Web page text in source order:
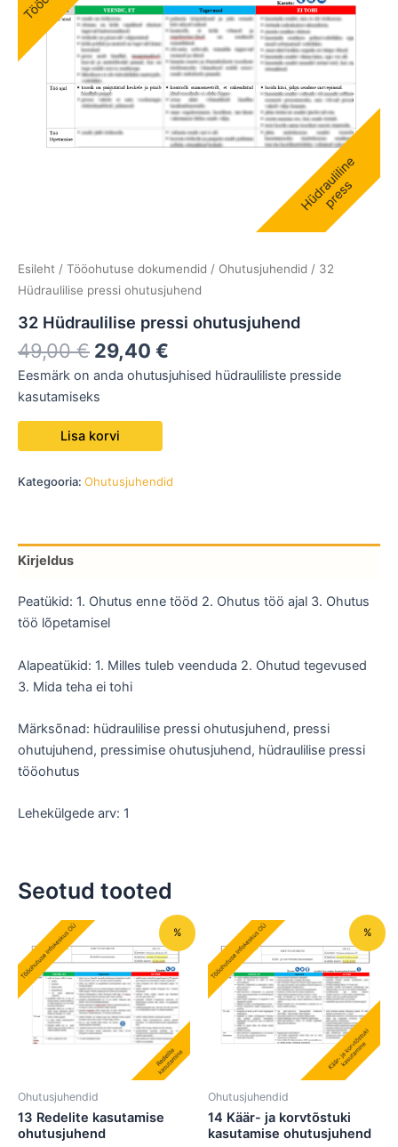
Esileht / Tööohutuse dokumendid / Ohutusjuhendid / 32
Hüdraulilise pressi ohutusjuhend
32 Hüdraulilise pressi ohutusjuhend
49,00€ 29,40 €
Eesmärk on anda ohutusjuhised hüdrauliliste presside
kasutamiseks
Lisa korvi
Kategooria: Ohutusjuhendid
Kirjeldus
Peatükid: 1. Ohutus enne tööd 2. Ohutus töö ajal 3. Ohutus
töö lõpetamisel
Alapeatükid: 1. Milles tuleb veenduda 2. Ohutud tegevused
3. Mida teha ei tohi
Märksõnad: hüdraulilise pressi ohutusjuhend, pressi
ohutujuhend, pressimise ohutusjuhend, hüdraulilise pressi
tööohutus
Lehekülgede arv: 1
Seotud tooted
%
Ohutusjuhendid
13 Redelite kasutamise
ohutusjuhend
Algne
hind
oli:
49,00 €.
Praegune
on:
29,40 €.
%
Ohutusjuhendid
14 Käär- ja korvtõstuki
kasutamise ohutusjuhend
Algne
hind
oli:
49,00 €.
Praegune
on:
29,40 €.